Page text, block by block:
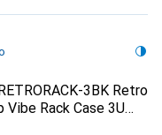
3BK Retro
Vibe Rack Case 3U